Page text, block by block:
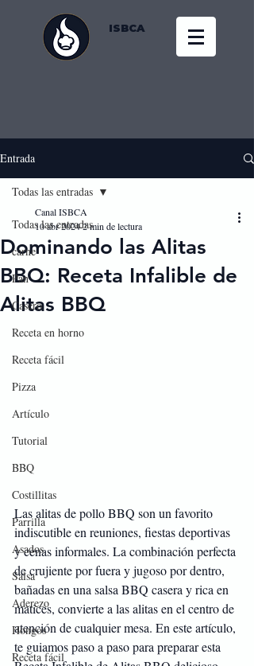
ISBCA
Entrada
Todas las entradas
carne
Pan
Casero
Receta en horno
Receta fácil
Pizza
Artículo
Tutorial
BBQ
Costillitas
Parrilla
Asados
Salsa
Aderezo
Hongos
Receta fácil
Todas las entradas
Dominando las Alitas
BBQ: Receta Infalible de
Alitas BBQ
Canal ISBCA
10 abr 20242 min de lectura
Las alitas de pollo BBQ son un favorito
indiscutible en reuniones, fiestas deportivas
y cenas informales. La combinación perfecta
de crujiente por fuera y jugoso por dentro,
bañadas en una salsa BBQ casera y rica en
matices, convierte a las alitas en el centro de
atención de cualquier mesa. En este artículo,
te guiamos paso a paso para preparar esta